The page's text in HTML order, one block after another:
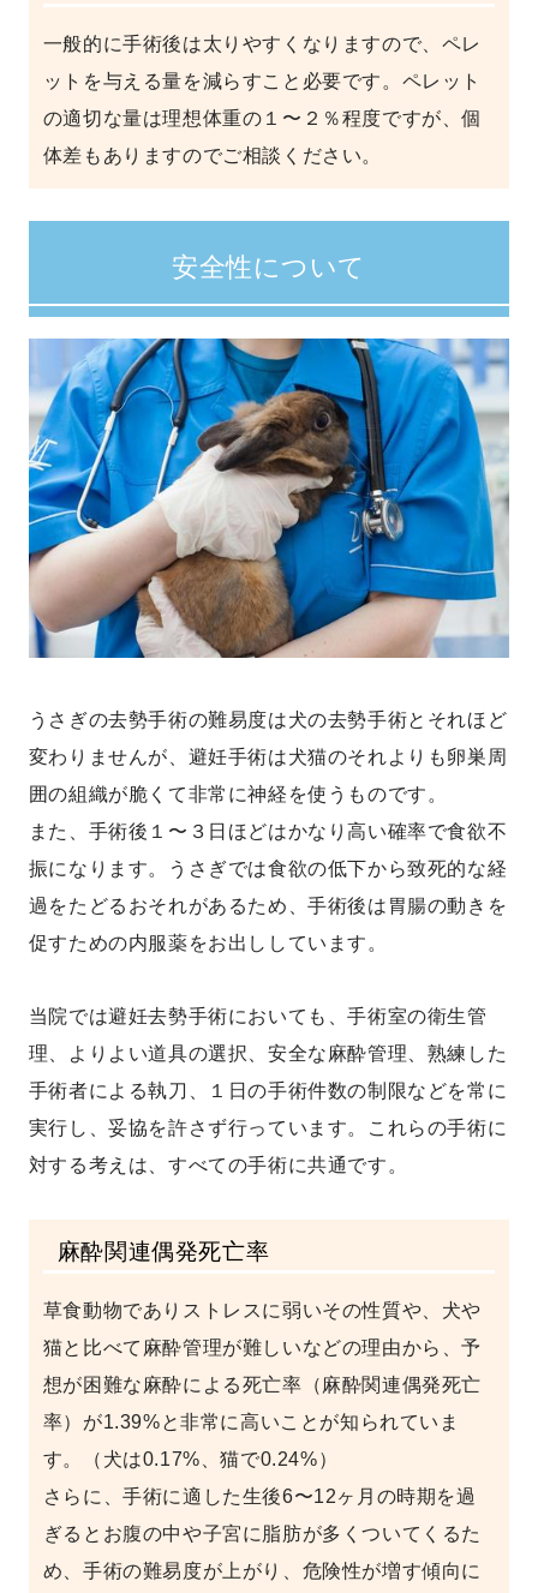
一般的に手術後は太りやすくなりますので、ペレ
ットを与える量を減らすこと必要です。ペレット
の適切な量は理想体重の１〜２％程度ですが、個
体差もありますのでご相談ください。
安全性について
うさぎの去勢手術の難易度は犬の去勢手術とそれほど
変わりませんが、避妊手術は犬猫のそれよりも卵巣周
囲の組織が脆くて非常に神経を使うものです。
また、手術後１〜３日ほどはかなり高い確率で食欲不
振になります。うさぎでは食欲の低下から致死的な経
過をたどるおそれがあるため、手術後は胃腸の動きを
促すための内服薬をお出ししています。
当院では避妊去勢手術においても、手術室の衛生管
理、よりよい道具の選択、安全な麻酔管理、熟練した
手術者による執刀、１日の手術件数の制限などを常に
実行し、妥協を許さず行っています。これらの手術に
対する考えは、すべての手術に共通です。
麻酔関連偶発死亡率
草食動物でありストレスに弱いその性質や、犬や
猫と比べて麻酔管理が難しいなどの理由から、予
想が困難な麻酔による死亡率（麻酔関連偶発死亡
率）が1.39%と非常に高いことが知られていま
す。（犬は0.17%、猫で0.24%）
さらに、手術に適した生後6〜12ヶ月の時期を過
ぎるとお腹の中や子宮に脂肪が多くついてくるた
め、手術の難易度が上がり、危険性が増す傾向に